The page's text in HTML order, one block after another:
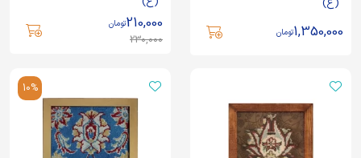
(ع)
1,350,000تومان
230,000
210,000تومان
10%